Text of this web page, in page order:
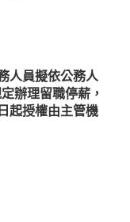
人員擬依公務人
辦理留職停薪，
起授權由主管機